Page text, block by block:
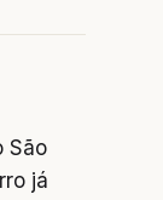
São
já